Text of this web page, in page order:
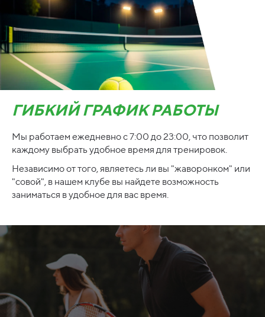
ГИБКИЙ ГРАФИК РАБОТЫ
Мы работаем ежедневно с 7:00 до 23:00, что позволит
каждому выбрать удобное время для тренировок.
Независимо от того, являетесь ли вы "жаворонком" или
"совой", в нашем клубе вы найдете возможность
заниматься в удобное для вас время.